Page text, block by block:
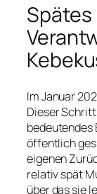
Im Januar
Dieser
bedeutendes
öffentlich
eigenen
relativ spät
über das sie